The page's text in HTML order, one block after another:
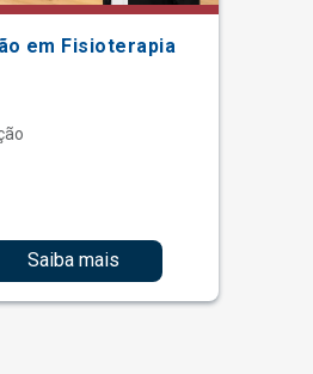
em Fisioterapia
Saiba mais